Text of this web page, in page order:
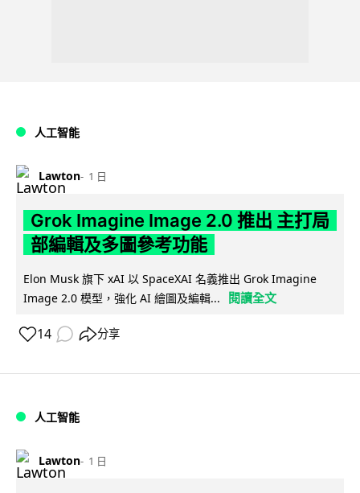
人工智能
Lawton 1 日
Grok Imagine Image 2.0 推出 主打局
部編輯及多圖參考功能
Elon Musk 旗下 xAI 以 SpaceXAI 名義推出 Grok Imagine
Image 2.0 模型，強化 AI 繪圖及編輯...
閱讀全文
14 分享
人工智能
Lawton 1 日